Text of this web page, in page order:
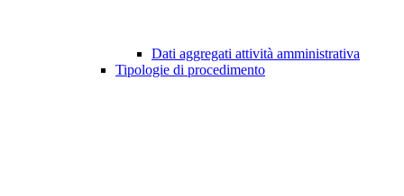
Dati aggregati attività amministrativa
Tipologie di procedimento